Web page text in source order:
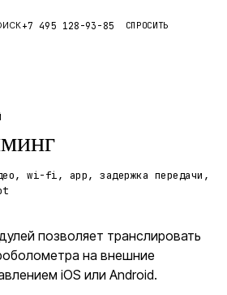
+7 495 128-93-85 СПРОСИТЬ
wi-fi, app, задержка передачи,
позволяет транслировать
на внешние
iOS или Android.